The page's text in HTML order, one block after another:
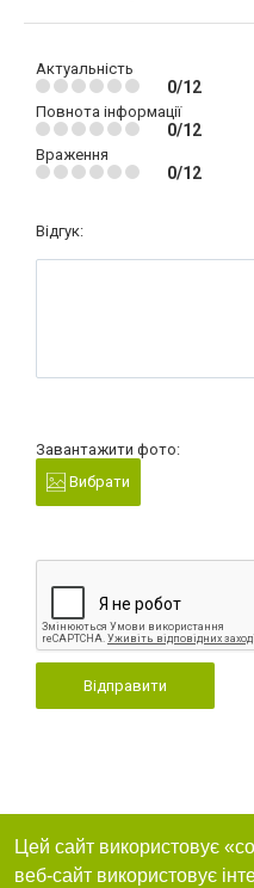
Актуальність
0/12
Повнота інформації
0/12
Враження
0/12
Відгук:
Завантажити фото:
Вибрати
Відправити
Цей сайт використовує
веб-сайт використовує